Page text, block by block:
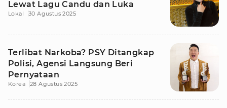
Lewat Lagu Candu dan Luka
Lokal 30 Agustus 2025
Terlibat Narkoba? PSY Ditangkap
Polisi, Agensi Langsung Beri
Pernyataan
Korea 28 Agustus 2025